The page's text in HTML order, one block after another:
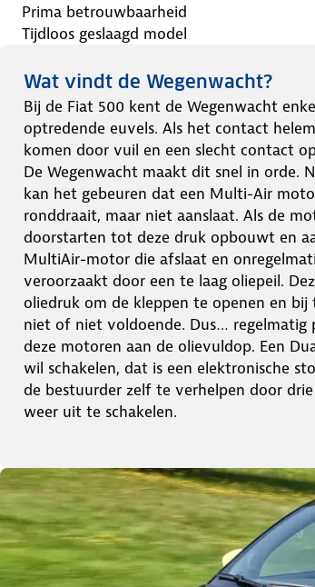
Prima betrouwbaarheid
Tijdloos geslaagd model
Wat vindt de Wegenwacht?
Bij de Fiat 500 kent de Wegenwacht
optredende euvels. Als het contact
komen door vuil en een slecht contact
De Wegenwacht maakt dit snel in orde.
kan het gebeuren dat een Multi-Air
ronddraait, maar niet aanslaat. Als de
doorstarten tot deze druk opbouwt en
MultiAir-motor die afslaat en
veroorzaakt door een te laag oliepeil.
oliedruk om de kleppen te openen en
niet of niet voldoende. Dus… regelmatig
deze motoren aan de olievuldop. Een
wil schakelen, dat is een elektronische
de bestuurder zelf te verhelpen door
weer uit te schakelen.